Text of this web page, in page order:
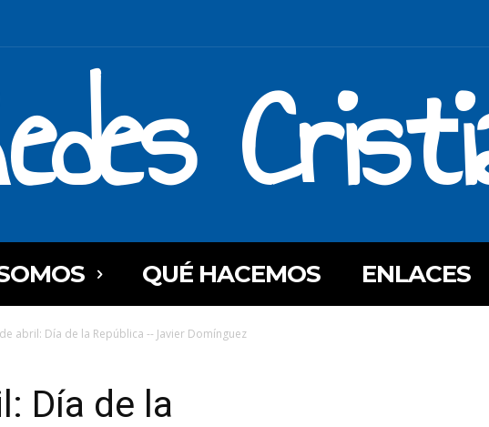
QUÉ HACEMOS ENLACES
abril: Día de la República -- Javier Domínguez
Día de la